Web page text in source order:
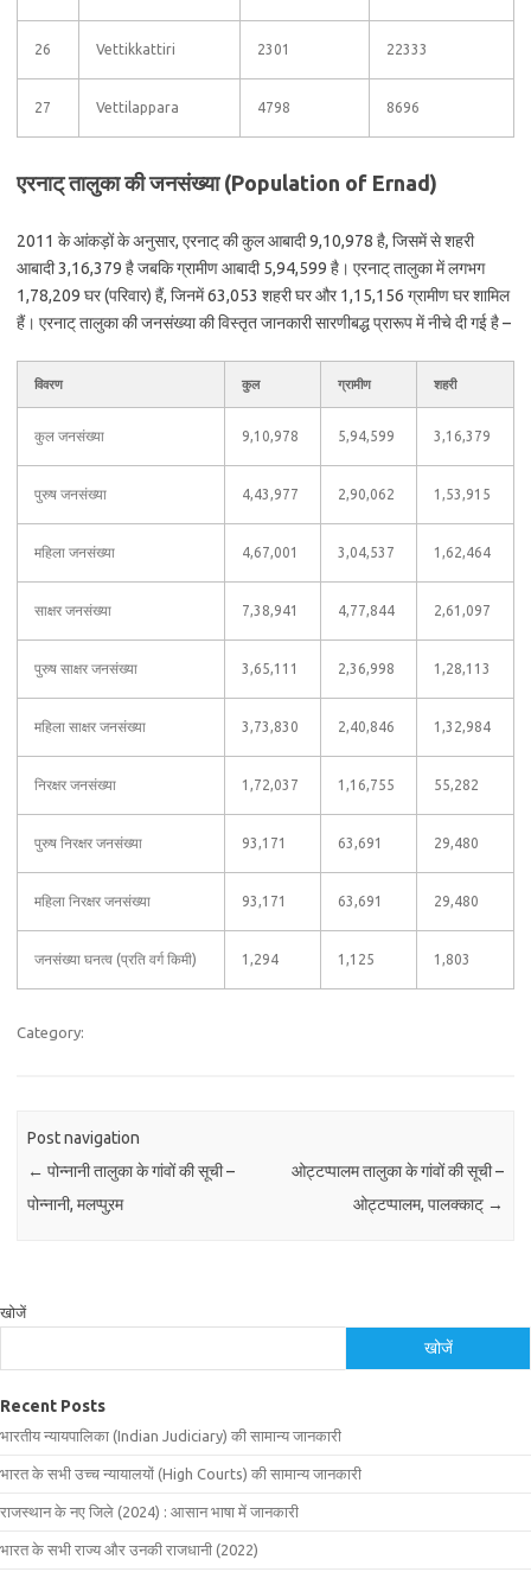
26 Vettikkattiri 2301 22333
27 Vettilappara 4798 8696
एरनाट् तालुका की जनसंख्या (Population of Ernad)
2011 के आंकड़ों के अनुसार, एरनाट् की कुल आबादी 9,10,978 है, जिसमें से शहरी
आबादी 3,16,379 है जबकि ग्रामीण आबादी 5,94,599 है। एरनाट् तालुका में लगभग
1,78,209 घर (परिवार) हैं, जिनमें 63,053 शहरी घर और 1,15,156 ग्रामीण घर शामिल
हैं। एरनाट् तालुका की जनसंख्या की विस्तृत जानकारी सारणीबद्ध प्रारूप में नीचे दी गई है –
विवरण कुल ग्रामीण शहरी
कुल जनसंख्या 9,10,978 5,94,599 3,16,379
पुरुष जनसंख्या 4,43,977 2,90,062 1,53,915
महिला जनसंख्या 4,67,001 3,04,537 1,62,464
साक्षर जनसंख्या 7,38,941 4,77,844 2,61,097
पुरुष साक्षर जनसंख्या 3,65,111 2,36,998 1,28,113
महिला साक्षर जनसंख्या 3,73,830 2,40,846 1,32,984
निरक्षर जनसंख्या 1,72,037 1,16,755 55,282
पुरुष निरक्षर जनसंख्या 93,171 63,691 29,480
महिला निरक्षर जनसंख्या 93,171 63,691 29,480
जनसंख्या घनत्व (प्रति वर्ग किमी) 1,294 1,125 1,803
Category:
Post navigation
← पोन्नानी तालुका के गांवों की सूची –
पोन्नानी, मलप्पुऱम
ओट्टप्पालम तालुका के गांवों की सूची –
ओट्टप्पालम, पालक्काट् →
खोजें
खोजें
Recent Posts
भारतीय न्यायपालिका (Indian Judiciary) की सामान्य जानकारी
भारत के सभी उच्च न्यायालयों (High Courts) की सामान्य जानकारी
राजस्थान के नए जिले (2024) : आसान भाषा में जानकारी
भारत के सभी राज्य और उनकी राजधानी (2022)